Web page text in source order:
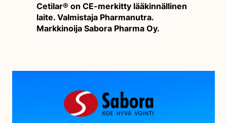
Cetilar® on CE-merkitty lääkinnällinen
laite. Valmistaja Pharmanutra.
Markkinoija Sabora Pharma Oy.